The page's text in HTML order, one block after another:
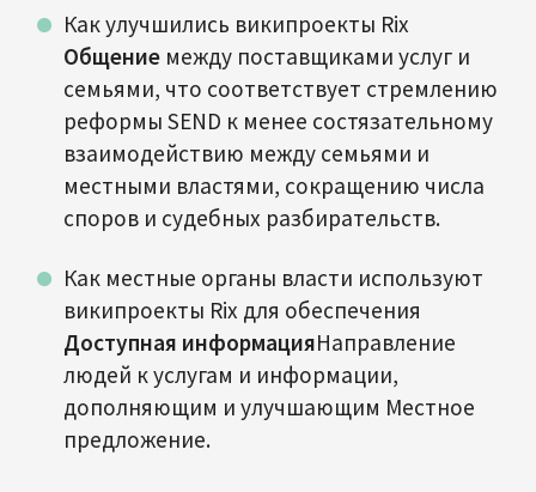
Как улучшились википроекты Rix
Общениемежду поставщиками услуг и
семьями, что соответствует стремлению
реформы SEND к менее состязательному
взаимодействию между семьями и
местными властями, сокращению числа
споров и судебных разбирательств.
Как местные органы власти используют
википроекты Rix для обеспечения
Доступная информацияНаправление
людей к услугам и информации,
дополняющим и улучшающим Местное
предложение.